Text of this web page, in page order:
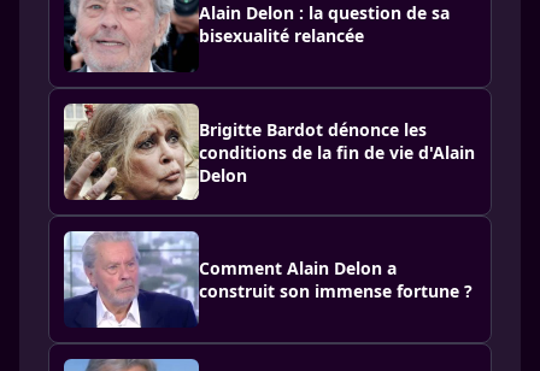
Alain Delon : la question de sa
bisexualité relancée
Brigitte Bardot dénonce les
conditions de la fin de vie d'Alain
Delon
Comment Alain Delon a
construit son immense fortune ?